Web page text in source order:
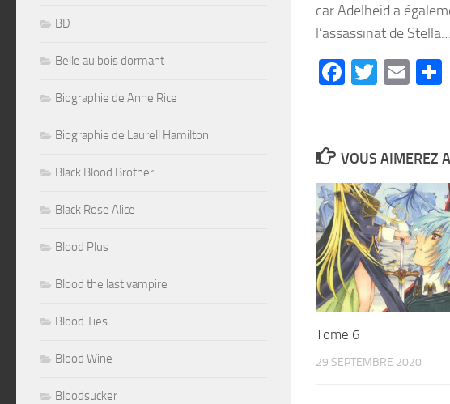
car Adelheid a
l’assassinat de Stella…
Facebook
Twitter
VOUS AIMEREZ
Tome 6
29 SEPTEMBRE 2020
BD
Belle au bois dormant
Biographie de Anne Rice
Biographie de Laurell Hamilton
Black Blood Brother
Black Rose Alice
Blood Plus
Blood the last vampire
Blood Ties
Blood Wine
Bloodsucker